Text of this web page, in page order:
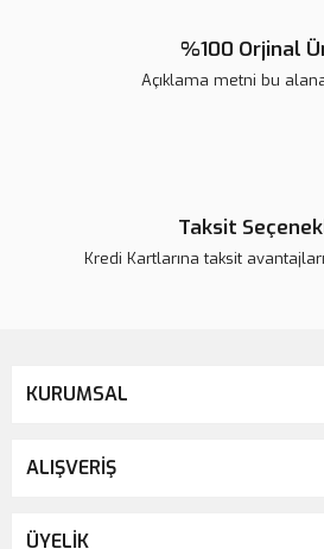
%100 Orjinal
Açıklama metni bu
Taksit
Kredi Kartlarına taksit
KURUMSAL
ALIŞVERİŞ
ÜYELİK